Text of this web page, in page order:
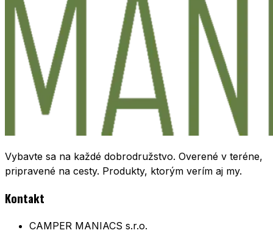
Vybavte sa na každé dobrodružstvo. Overené v teréne,
pripravené na cesty. Produkty, ktorým verím aj my.
Kontakt
CAMPER MANIACS s.r.o.